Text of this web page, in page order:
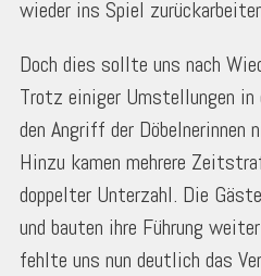
wieder ins Spiel
Doch dies sollte uns nach
Trotz einiger Umstellungen
den Angriff der Döbelnerinnen
Hinzu kamen mehrere
doppelter Unterzahl. Die
und bauten ihre Führung
fehlte uns nun deutlich das